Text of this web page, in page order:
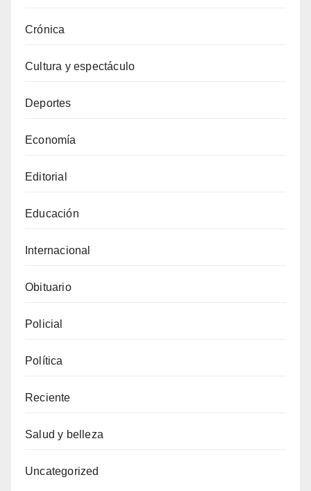
Crónica
Cultura y espectáculo
Deportes
Economía
Editorial
Educación
Internacional
Obituario
Policial
Política
Reciente
Salud y belleza
Uncategorized